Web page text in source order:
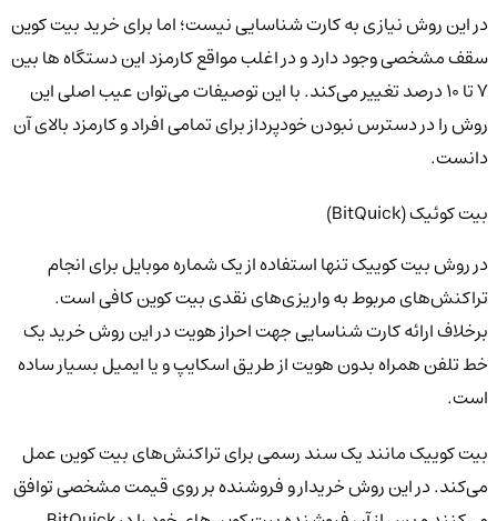
در این روش نیازی به کارت شناسایی نیست؛ اما برای خرید بیت کوین
سقف مشخصی وجود دارد و در اغلب مواقع کارمزد این دستگاه ها بین
7 تا 10 درصد تغییر می‌کند. با این توصیفات می‌توان عیب اصلی این
روش را در دسترس نبودن خودپرداز برای تمامی افراد و کارمزد بالای آن
دانست.
بیت کوئیک (BitQuick)
در روش بیت کوییک تنها استفاده از یک شماره موبایل برای انجام
تراکنش‌های مربوط به واریزی‌های نقدی بیت کوین کافی است.
برخلاف ارائه کارت شناسایی جهت احراز هویت در این روش خرید یک
خط تلفن همراه بدون هویت از طریق اسکایپ و یا ایمیل بسیار ساده
است.
بیت کوییک مانند یک سند رسمی برای تراکنش‌های بیت کوین عمل
می‌کند. در این روش خریدار و فروشنده بر روی قیمت مشخصی توافق